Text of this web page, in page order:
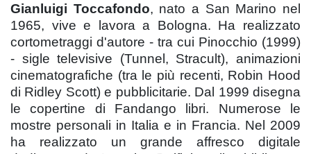
Gianluigi Toccafondo, nato a San Marino nel
1965, vive e lavora a Bologna. Ha realizzato
cortometraggi d'autore - tra cui Pinocchio (1999)
- sigle televisive (Tunnel, Stracult), animazioni
cinematografiche (tra le più recenti, Robin Hood
di Ridley Scott) e pubblicitarie. Dal 1999 disegna
le copertine di Fandango libri. Numerose le
mostre personali in Italia e in Francia. Nel 2009
ha realizzato un grande affresco digitale